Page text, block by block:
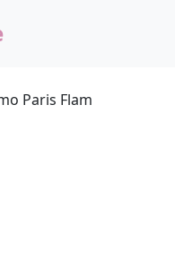
Paris Flam